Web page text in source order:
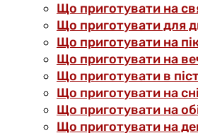
Що приготувати на
Що приготувати для
Що приготувати на
Що приготувати на
Що приготувати в
Що приготувати на
Що приготувати на
Що приготувати на